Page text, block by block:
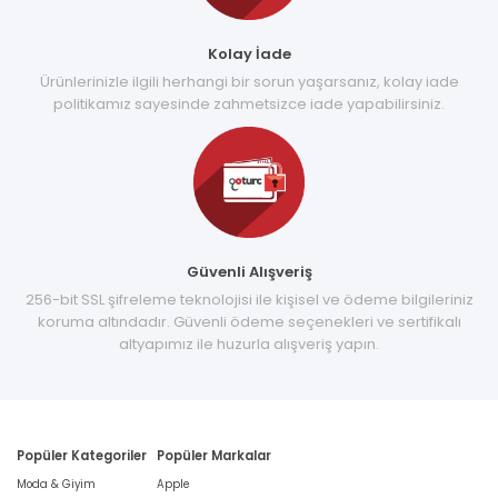
Kolay İade
Ürünlerinizle ilgili herhangi bir sorun yaşarsanız, kolay iade
politikamız sayesinde zahmetsizce iade yapabilirsiniz.
Güvenli Alışveriş
256-bit SSL şifreleme teknolojisi ile kişisel ve ödeme bilgileriniz
koruma altındadır. Güvenli ödeme seçenekleri ve sertifikalı
altyapımız ile huzurla alışveriş yapın.
Popüler Kategoriler
Moda & Giyim
Popüler Markalar
Apple